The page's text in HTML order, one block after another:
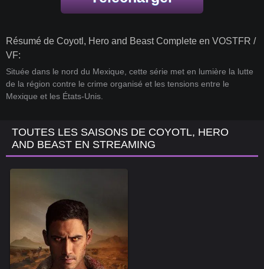
Résumé de Coyotl, Hero and Beast Complete en VOSTFR /
VF:
Située dans le nord du Mexique, cette série met en lumière la lutte
de la région contre le crime organisé et les tensions entre le
Mexique et les États-Unis.
TOUTES LES SAISONS DE COYOTL, HERO
AND BEAST EN STREAMING